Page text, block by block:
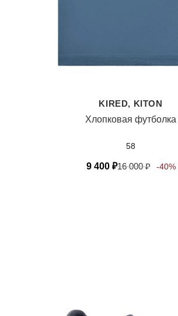
KIRED, KITON
Хлопковая футболка
58
9 400 ₽16 000₽ -40%